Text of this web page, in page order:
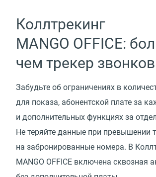
Коллтрекинг
MANGO OFFICE:
чем трекер звонков
Забудьте об ограничениях в
для показа, абонентской плате за
и дополнительных функциях за
Не теряйте данные при превышении
на забронированные номера. В
MANGO OFFICE включена сквозная